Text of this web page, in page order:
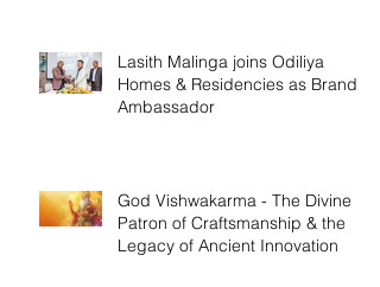
Lasith Malinga joins Odiliya
Homes & Residencies as Brand
Ambassador
God Vishwakarma - The Divine
Patron of Craftsmanship & the
Legacy of Ancient Innovation